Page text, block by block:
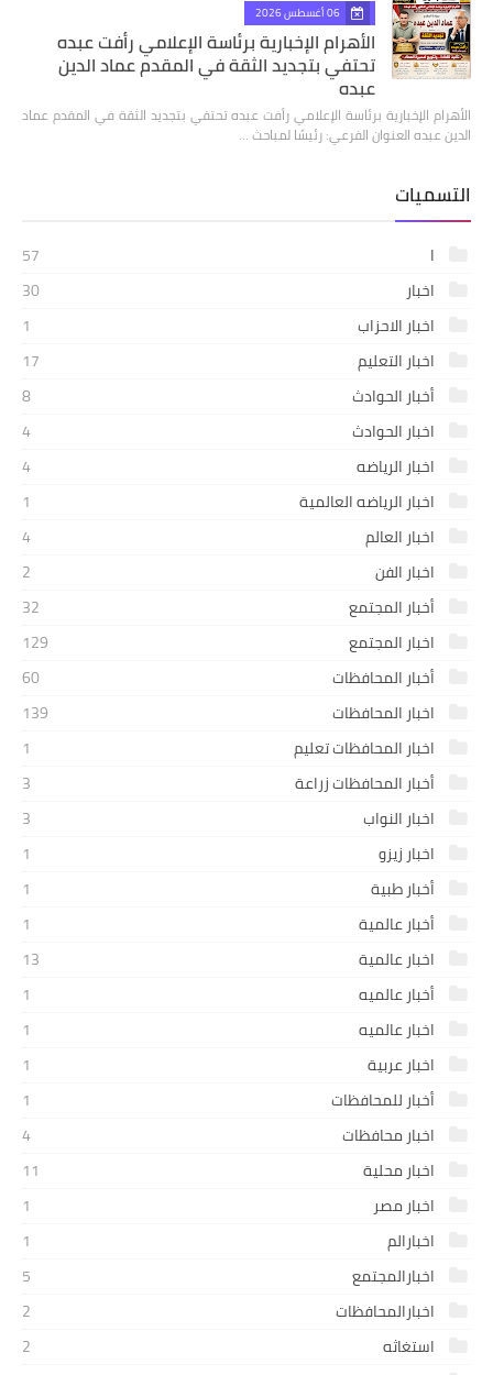
06 أغسطس 2026
الأهرام الإخبارية برئاسة الإعلامي رأفت عبده
تحتفي بتجديد الثقة في المقدم عماد الدين
عبده
الأهرام الإخبارية برئاسة الإعلامي رأفت عبده تحتفي بتجديد الثقة في المقدم عماد
الدين عبده العنوان الفرعي: رئيسًا لمباحث …
التسميات
ا
57
اخبار
30
اخبار الاحزاب
1
اخبار التعليم
17
أخبار الحوادث
8
اخبار الحوادث
4
اخبار الرياضه
4
اخبار الرياضه العالمية
1
اخبار العالم
4
اخبار الفن
2
أخبار المجتمع
32
اخبار المجتمع
129
أخبار المحافظات
60
اخبار المحافظات
139
اخبار المحافظات تعليم
1
أخبار المحافظات زراعة
3
اخبار النواب
3
اخبار زيزو
1
أخبار طبية
1
أخبار عالمية
1
اخبار عالمية
13
أخبار عالميه
1
اخبار عالميه
1
اخبار عربية
1
أخبار للمحافظات
1
اخبار محافظات
4
اخبار محلية
11
اخبار مصر
1
اخبارالم
1
اخبارالمجتمع
5
اخبارالمحافظات
2
استغاثه
2